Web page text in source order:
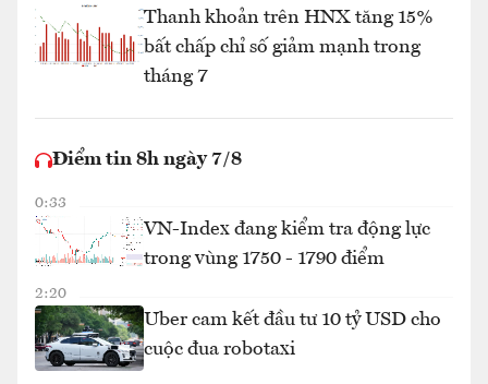
Thanh khoản trên HNX tăng 15%
bất chấp chỉ số giảm mạnh trong
tháng 7
Điểm tin 8h ngày 7/8
0:33
VN-Index đang kiểm tra động lực
trong vùng 1750 - 1790 điểm
2:20
Uber cam kết đầu tư 10 tỷ USD cho
cuộc đua robotaxi